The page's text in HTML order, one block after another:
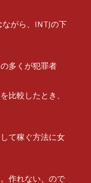
がら、INTJの下
多くが犯罪者
比較したとき、
て稼ぐ方法に女
作れない、ので